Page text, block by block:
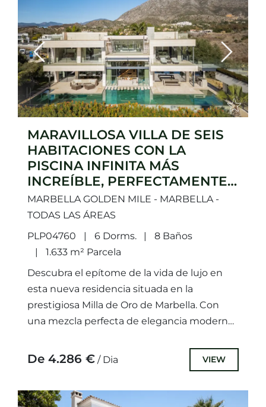
Previous Next
MARAVILLOSA VILLA DE SEIS
HABITACIONES CON LA
PISCINA INFINITA MÁS
INCREÍBLE, PERFECTAMENTE
UBICADA EN LA MILLA DE
ORO.
MARBELLA GOLDEN MILE - MARBELLA -
TODAS LAS ÁREAS
PLP04760
6 Dorms.
8 Baños
1.633 m² Parcela
Descubra el epítome de la vida de lujo en
esta nueva residencia situada en la
prestigiosa Milla de Oro de Marbella. Con
una mezcla perfecta de elegancia moderna
De 4.286 € / Dia VIEW